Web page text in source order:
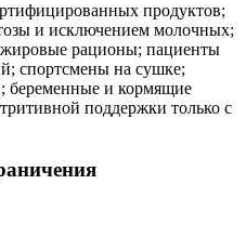
продуктов;
и исключением молочных;
рационы; пациенты
спортсмены на сушке;
беременные и кормящие
поддержки только с